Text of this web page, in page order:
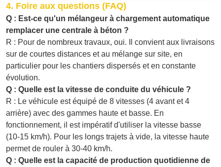
4. Foire aux questions (FAQ)
Q : Est-ce qu'un mélangeur à chargement automatique
remplacer une centrale à béton ?
R : Pour de nombreux travaux, oui. Il convient aux livraisons
sur de courtes distances et au mélange sur site, en
particulier pour les chantiers dispersés et en constante
évolution.
Q : Quelle est la vitesse de conduite du véhicule ?
R : Le véhicule est équipé de 8 vitesses (4 avant et 4
arrière) avec des gammes haute et basse. En
fonctionnement, il est impératif d'utiliser la vitesse basse
(10-15 km/h). Pour les longs trajets à vide, la vitesse haute
permet de rouler à 30-40 km/h.
Q : Quelle est la capacité de production quotidienne de